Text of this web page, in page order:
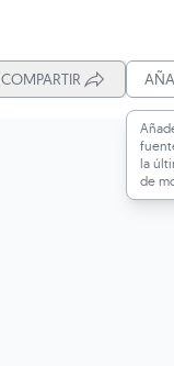
COMPARTIR
la
de